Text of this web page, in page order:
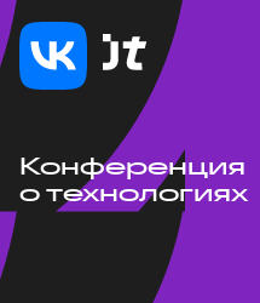
Конференция
о технологиях